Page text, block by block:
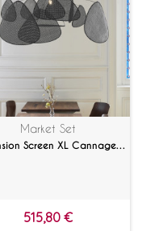
Market Set
Suspension Screen XL Cannage noir
515,80 €